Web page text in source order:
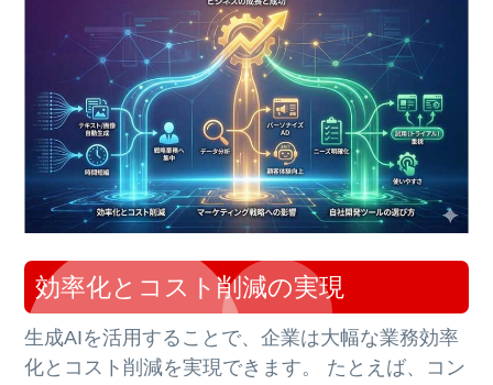
効率化とコスト削減の実現
生成AIを活用することで、企業は大幅な業務効率
化とコスト削減を実現できます。 たとえば、コン